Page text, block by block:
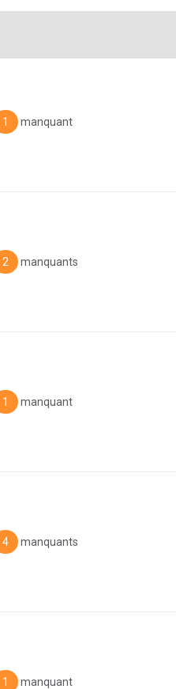
1 manquant
2 manquants
1 manquant
4 manquants
1 manquant